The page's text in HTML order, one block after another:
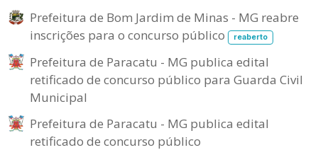
Prefeitura de Bom Jardim de Minas - MG reabre
inscrições para o concurso público
reaberto
Prefeitura de Paracatu - MG publica edital
retificado de concurso público para Guarda Civil
Municipal
Prefeitura de Paracatu - MG publica edital
retificado de concurso público